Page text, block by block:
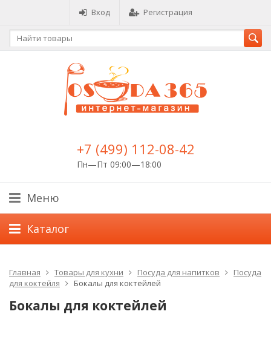
Вход Регистрация
+7 (499) 112-08-42
Пн—Пт 09:00—18:00
Меню
Каталог
Главная Товары для кухни Посуда для напитков
Посуда
для коктейля
Бокалы для коктейлей
Бокалы для коктейлей